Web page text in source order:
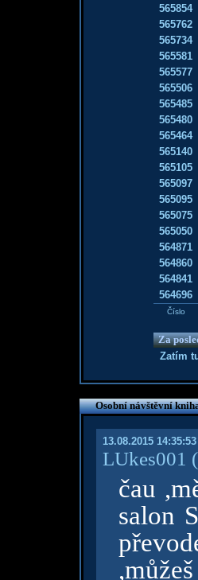
565854
565762
565734
565581
565577
565506
565485
565480
565464
565140
565105
565097
565095
565075
565050
564871
564860
564841
564696
Číslo
Za
Zatím
Osobní návštěvní
13.08.2015 14:35:53
LUkes001
čau
salon